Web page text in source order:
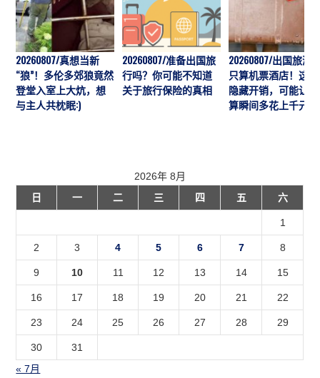
20260807/真想当新
“狼”！多伦多郊狼竟然
登堂入室上大炕，想
与主人共枕眠:)
20260807/准备出国旅
行吗？你可能不知道
关于旅行保险的真相
20260807/出国旅游
只算机票酒店！这7
隐藏开销，可能让预
算瞬间多花上千元
2026年 8月
日
一 二 三 四 五 六
1
2 3 4 5 6 7 8
9 10 11 12 13 14 15
16 17 18 19 20 21 22
23 24 25 26 27 28 29
30
31
« 7月